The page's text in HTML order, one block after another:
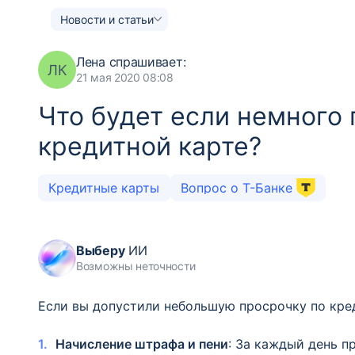
Новости и статьи
ЛК Лена спрашивает:
21 мая 2020 08:08
Что будет если
кредитной карте?
Кредитные карты Вопрос о Т-Банке
ВыберуИИ
Возможны неточности
Если вы допустили небольшую просрочку по
Начисление штрафа и пени: За каждый день